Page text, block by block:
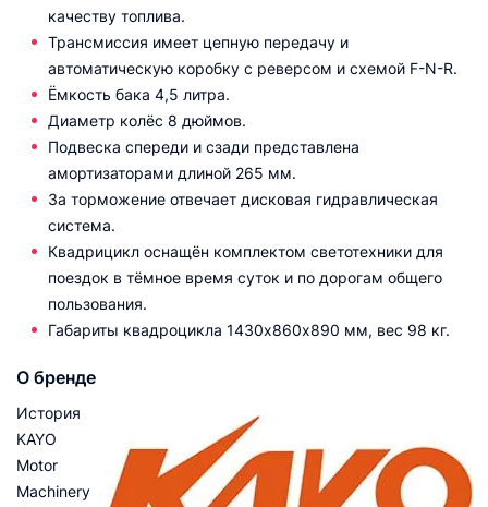
качеству топлива.
Трансмиссия имеет цепную передачу и
автоматическую коробку с реверсом и схемой F-N-R.
Ёмкость бака 4,5 литра.
Диаметр колёс 8 дюймов.
Подвеска спереди и сзади представлена
амортизаторами длиной 265 мм.
За торможение отвечает дисковая гидравлическая
система.
Квадрицикл оснащён комплектом светотехники для
поездок в тёмное время суток и по дорогам общего
пользования.
Габариты квадроцикла 1430х860х890 мм, вес 98 кг.
О бренде
История
KAYO
Motor
Machinery